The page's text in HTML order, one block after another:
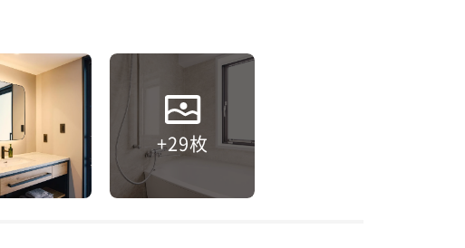
+29枚